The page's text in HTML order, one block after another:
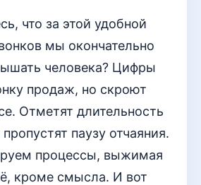
что за этой удобной
мы окончательно
человека? Цифры
продаж, но скроют
Отметят длительность
паузу отчаяния.
процессы, выжимая
кроме смысла. И вот